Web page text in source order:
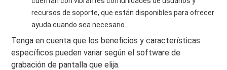
recursos de soporte, que están disponibles para ofrecer
ayuda cuando sea necesario.
Tenga en cuenta que los beneficios y características
específicos pueden variar según el software de
grabación de pantalla que elija.